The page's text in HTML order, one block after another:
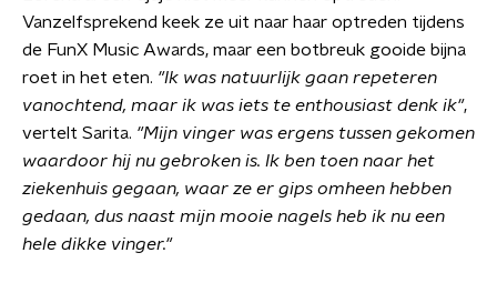
Vanzelfsprekend keek ze uit naar haar optreden tijdens
de FunX Music Awards, maar een botbreuk gooide bijna
roet in het eten. "Ik was natuurlijk gaan repeteren
vanochtend, maar ik was iets te enthousiast denk ik",
vertelt Sarita. "Mijn vinger was ergens tussen gekomen
waardoor hij nu gebroken is. Ik ben toen naar het
ziekenhuis gegaan, waar ze er gips omheen hebben
gedaan, dus naast mijn mooie nagels heb ik nu een
hele dikke vinger."